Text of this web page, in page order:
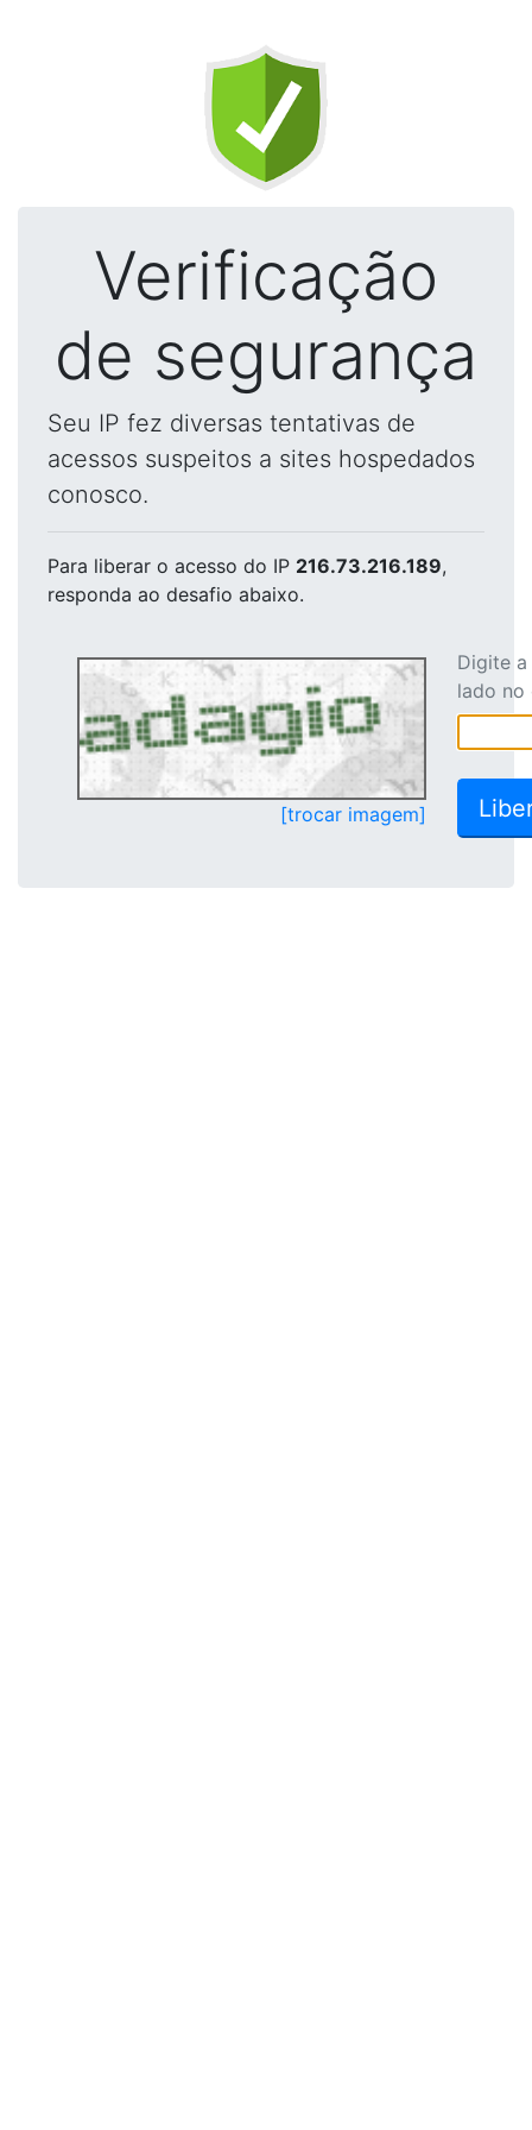
Verificação
de segurança
Seu IP fez diversas tentativas de
acessos suspeitos a sites hospedados
conosco.
Para liberar o acesso do IP 216.73.216.189,
responda ao desafio abaixo.
[trocar imagem]
Digite
lado no